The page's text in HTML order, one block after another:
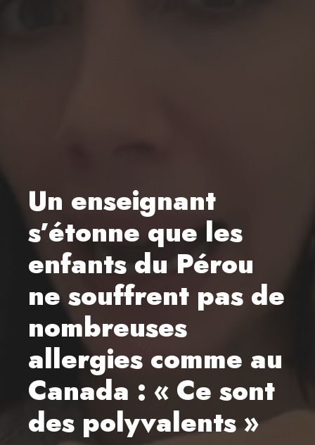
Un enseignant
s’étonne que les
enfants du Pérou
ne souffrent pas de
nombreuses
allergies comme au
Canada : « Ce sont
des polyvalents »